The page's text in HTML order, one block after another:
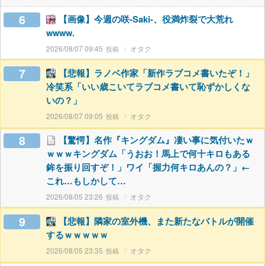
6
【画像】今週の咲-Saki-、役満炸裂で大荒れ
wwww.
2026/08/07 09:45 オタク
7
【悲報】ラノベ作家「新作ラブコメ書いたぞ！」
冷笑系「いい歳こいてラブコメ書いて恥ずかしくな
いの？」
2026/08/07 09:05 オタク
8
【驚愕】名作『キングダム』凄い事に気付いたｗ
ｗｗｗキングダム「うおお！馬上で何十キロもある
鉾を振り回すぞ！」ワイ「握力何キロあんの？」←
これ…もしかして…
2026/08/05 23:26 オタク
9
【悲報】隣家の室外機、また新たなバトルが開催
するｗｗｗｗｗ
2026/08/05 23:35 オタク